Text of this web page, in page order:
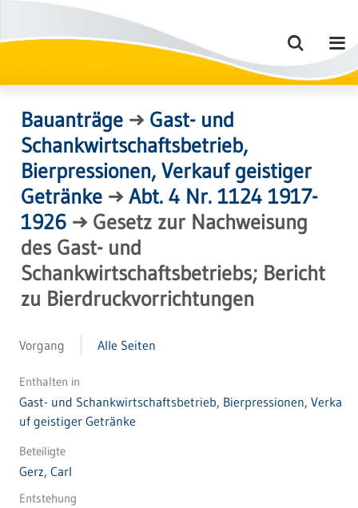
Bauanträge → Gast- und
Schankwirtschaftsbetrieb,
Bierpressionen, Verkauf geistiger
Getränke →Abt. 4 Nr. 1124 1917-
1926 → Gesetz zur Nachweisung
des Gast- und
Schankwirtschaftsbetriebs; Bericht
zu Bierdruckvorrichtungen
Vorgang Alle Seiten
Enthalten in
Gast- und Schankwirtschaftsbetrieb, Bierpressionen, Verka
uf geistiger Getränke
Beteiligte
Gerz, Carl
Entstehung